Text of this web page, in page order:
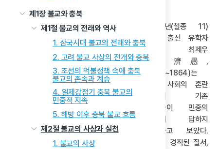
제1장 불교와 충북
제1절 불교의 전래와 역사
1. 삼국시대 불교의 전래와 충북
2. 고려 불교 사상의 전개와 충북
3. 조선의 억불정책 속에 충북
불교의 존속과 계승
4. 일제강점기 충북 불교의
민중적 지속
5. 해방 이후 충북 불교 흐름
제2절 불교의 사상과 실천
1. 불교의 사상
1860년(철종 11)
경주 출신 유학자
수운 최제우
(崔濟愚,
1824~1864)는
조선 사회의 혼란
속에서 기존
종교들이 민중의
고통에 답하지
못한다고 보았다.
유교의 경직된 질서,